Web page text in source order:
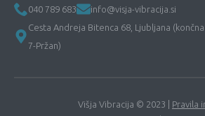
040 789 683
info@visja-vibracija.si
Cesta Andreja Bitenca 68, Ljubljana
7-Pržan)
Višja Vibracija © 2023 | Pravila